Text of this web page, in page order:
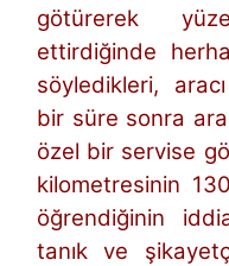
götürerek
ettirdiğinde
söyledikleri,
bir süre sonra
özel bir servise
kilometresinin
öğrendiğinin
tanık ve